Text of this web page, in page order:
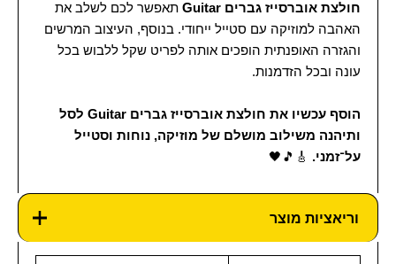
חולצת אוברסייז גברים Guitar
תאפשר לכם לשלב את
האהבה למוזיקה עם סטייל ייחודי. בנוסף, העיצוב המרשים
והגזרה האופנתית הופכים אותה לפריט שקל ללבוש בכל
עונה ובכל הזדמנות.
הוסף עכשיו את חולצת אוברסייז גברים Guitar לסל
ותיהנה משילוב מושלם של מוזיקה, נוחות וסטייל
על־זמני. 🎸🎵🖤
וריאציות מוצר